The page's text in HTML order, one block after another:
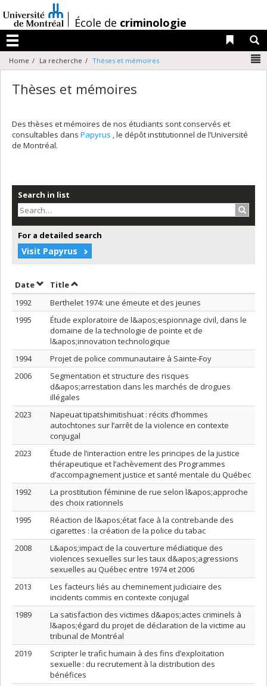
au
contenu
/École de criminologie
Menu
Liens
Home La recherche Thèses et mémoires
Thèses et mémoires
Des thèses et mémoires de nos étudiants sont conservés et
consultables dans Papyrus , le dépôt institutionnel de l’Université
de Montréal.
Search in list
For a detailed search
Visit Papyrus
DateSort by date in ascending order
TitleSort by title in ascending order
1992
Berthelet 1974: une émeute et des jeunes
1995
Étude exploratoire de l&apos;espionnage civil, dans le
domaine de la technologie de pointe et de
l&apos;innovation technologique
1994
Projet de police communautaire à Sainte-Foy
2006
Segmentation et structure des risques
d&apos;arrestation dans les marchés de drogues
illégales
2023
Napeuat tipatshimitishuat : récits d’hommes
autochtones sur l’arrêt de la violence en contexte
conjugal
2023
Étude de l’interaction entre les principes de la justice
thérapeutique et l’achèvement des Programmes
d’accompagnement justice et santé mentale du Québec
1992
La prostitution féminine de rue selon l&apos;approche
des choix rationnels
1995
Réaction de l&apos;état face à la contrebande des
cigarettes : la création de la police du tabac
2008
L&apos;impact de la couverture médiatique des
violences sexuelles sur les taux d&apos;agressions
sexuelles au Québec entre 1974 et 2006
2013
Les facteurs liés au cheminement judiciaire des
incidents commis en contexte conjugal
1989
La satisfaction des victimes d&apos;actes criminels à
l&apos;égard du projet de déclaration de la victime au
tribunal de Montréal
2019
Scripter le trafic humain à des fins d’exploitation
sexuelle : du recrutement à la distribution des
bénéfices